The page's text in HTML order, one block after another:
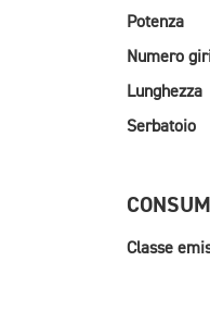
Potenza
Numero
Lunghezza
Serbatoio
Classe